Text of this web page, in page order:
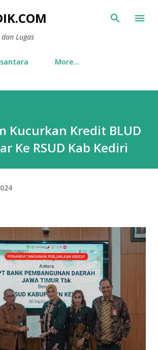
Skip to main content
Lugas
More…
Kucurkan Kredit BLUD
Ke RSUD Kab Kediri